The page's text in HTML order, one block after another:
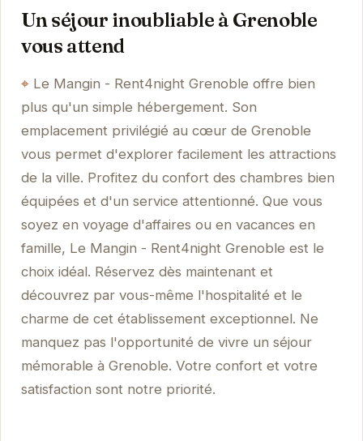
Un séjour inoubliable à Grenoble
vous attend
Le Mangin - Rent4night Grenoble offre bien
plus qu'un simple hébergement. Son
emplacement privilégié au cœur de Grenoble
vous permet d'explorer facilement les attractions
de la ville. Profitez du confort des chambres bien
équipées et d'un service attentionné. Que vous
soyez en voyage d'affaires ou en vacances en
famille, Le Mangin - Rent4night Grenoble est le
choix idéal. Réservez dès maintenant et
découvrez par vous-même l'hospitalité et le
charme de cet établissement exceptionnel. Ne
manquez pas l'opportunité de vivre un séjour
mémorable à Grenoble. Votre confort et votre
satisfaction sont notre priorité.